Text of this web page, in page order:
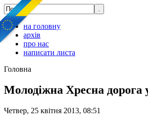
на головну
архів
про нас
написати листа
Головна
Молодіжна Хресна дорога
Четвер, 25 квітня 2013, 08:51